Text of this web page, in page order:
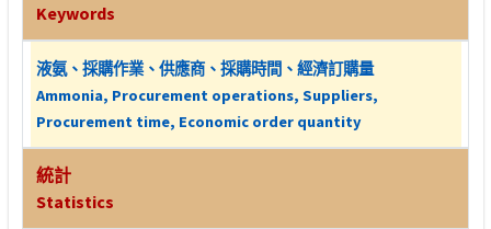
Keywords
液氨、採購作業、供應商、採購時間、經濟訂購量
Ammonia, Procurement operations, Suppliers,
Procurement time, Economic order quantity
統計
Statistics